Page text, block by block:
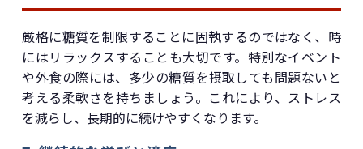
厳格に糖質を制限することに固執するのではなく、時
にはリラックスすることも大切です。特別なイベント
や外食の際には、多少の糖質を摂取しても問題ないと
考える柔軟さを持ちましょう。これにより、ストレス
を減らし、長期的に続けやすくなります。